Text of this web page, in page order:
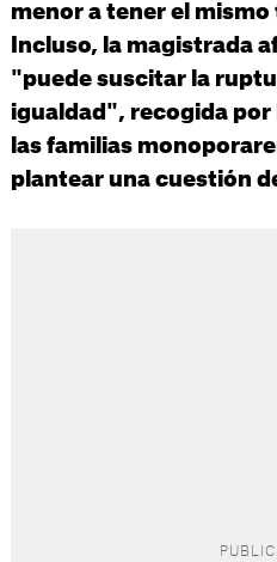
menor a tener el
Incluso, la magistrada
"puede suscitar la
igualdad", recogida
las familias
plantear una cuestión